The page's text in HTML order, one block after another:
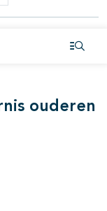
ouderen